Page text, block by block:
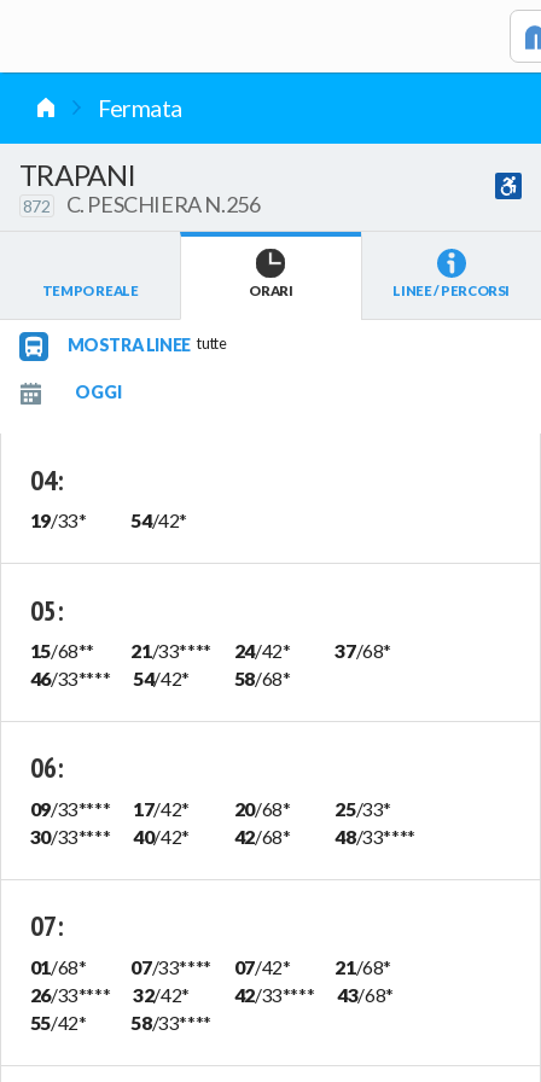
Fermata
TRAPANI
872 C. PESCHIERA N.256
TEMPO REALE ORARI LINEE / PERCORSI
MOSTRA LINEE tutte
04:
19/33* 54/42*
05:
15/68** 21/33**** 24/42* 37/68*
46/33**** 54/42* 58/68*
06:
09/33**** 17/42* 20/68* 25/33*
30/33**** 40/42* 42/68* 48/33****
07:
01/68* 07/33**** 07/42* 21/68*
26/33**** 32/42* 42/33**** 43/68*
55/42* 58/33****